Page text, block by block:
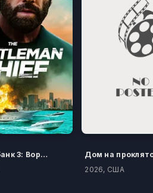
Сорвать банк 3: Вор-джентльмен
2026, США